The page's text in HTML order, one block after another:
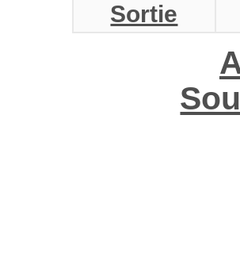
Sortie